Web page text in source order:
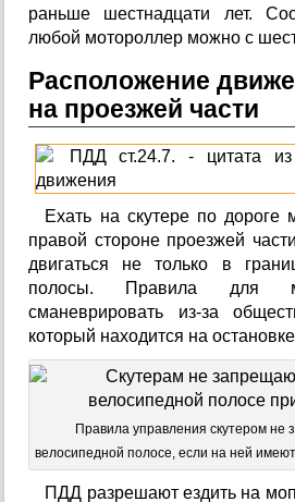
раньше шестнадцати лет.
любой мотороллер можно с
Расположение
на проезжей части
Ехать на скутере по
правой стороне проезжей
двигаться не только в
полосы. Правила для
сманеврировать из-за
который находится на
Правила управления скутером не
велосипедной полосе, если на ней
ПДД разрешают ездить на